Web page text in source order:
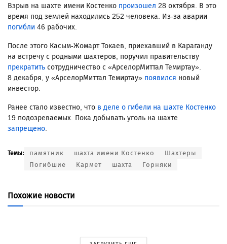
Взрыв на шахте имени Костенко произошел 28 октября. В это
время под землей находились 252 человека. Из-за аварии
погибли 46 рабочих.
После этого Касым-Жомарт Токаев, приехавший в Караганду
на встречу с родными шахтеров, поручил правительству
прекратить сотрудничество с «АрселорМиттал Темиртау».
8 декабря, у «АрселорМиттал Темиртау» появился новый
инвестор.
Ранее стало известно, что в деле о гибели на шахте Костенко
19 подозреваемых. Пока добывать уголь на шахте
запрещено.
Темы: памятник шахта имени Костенко
Шахтеры
Погибшие
Кармет шахта Горняки
Похожие новости